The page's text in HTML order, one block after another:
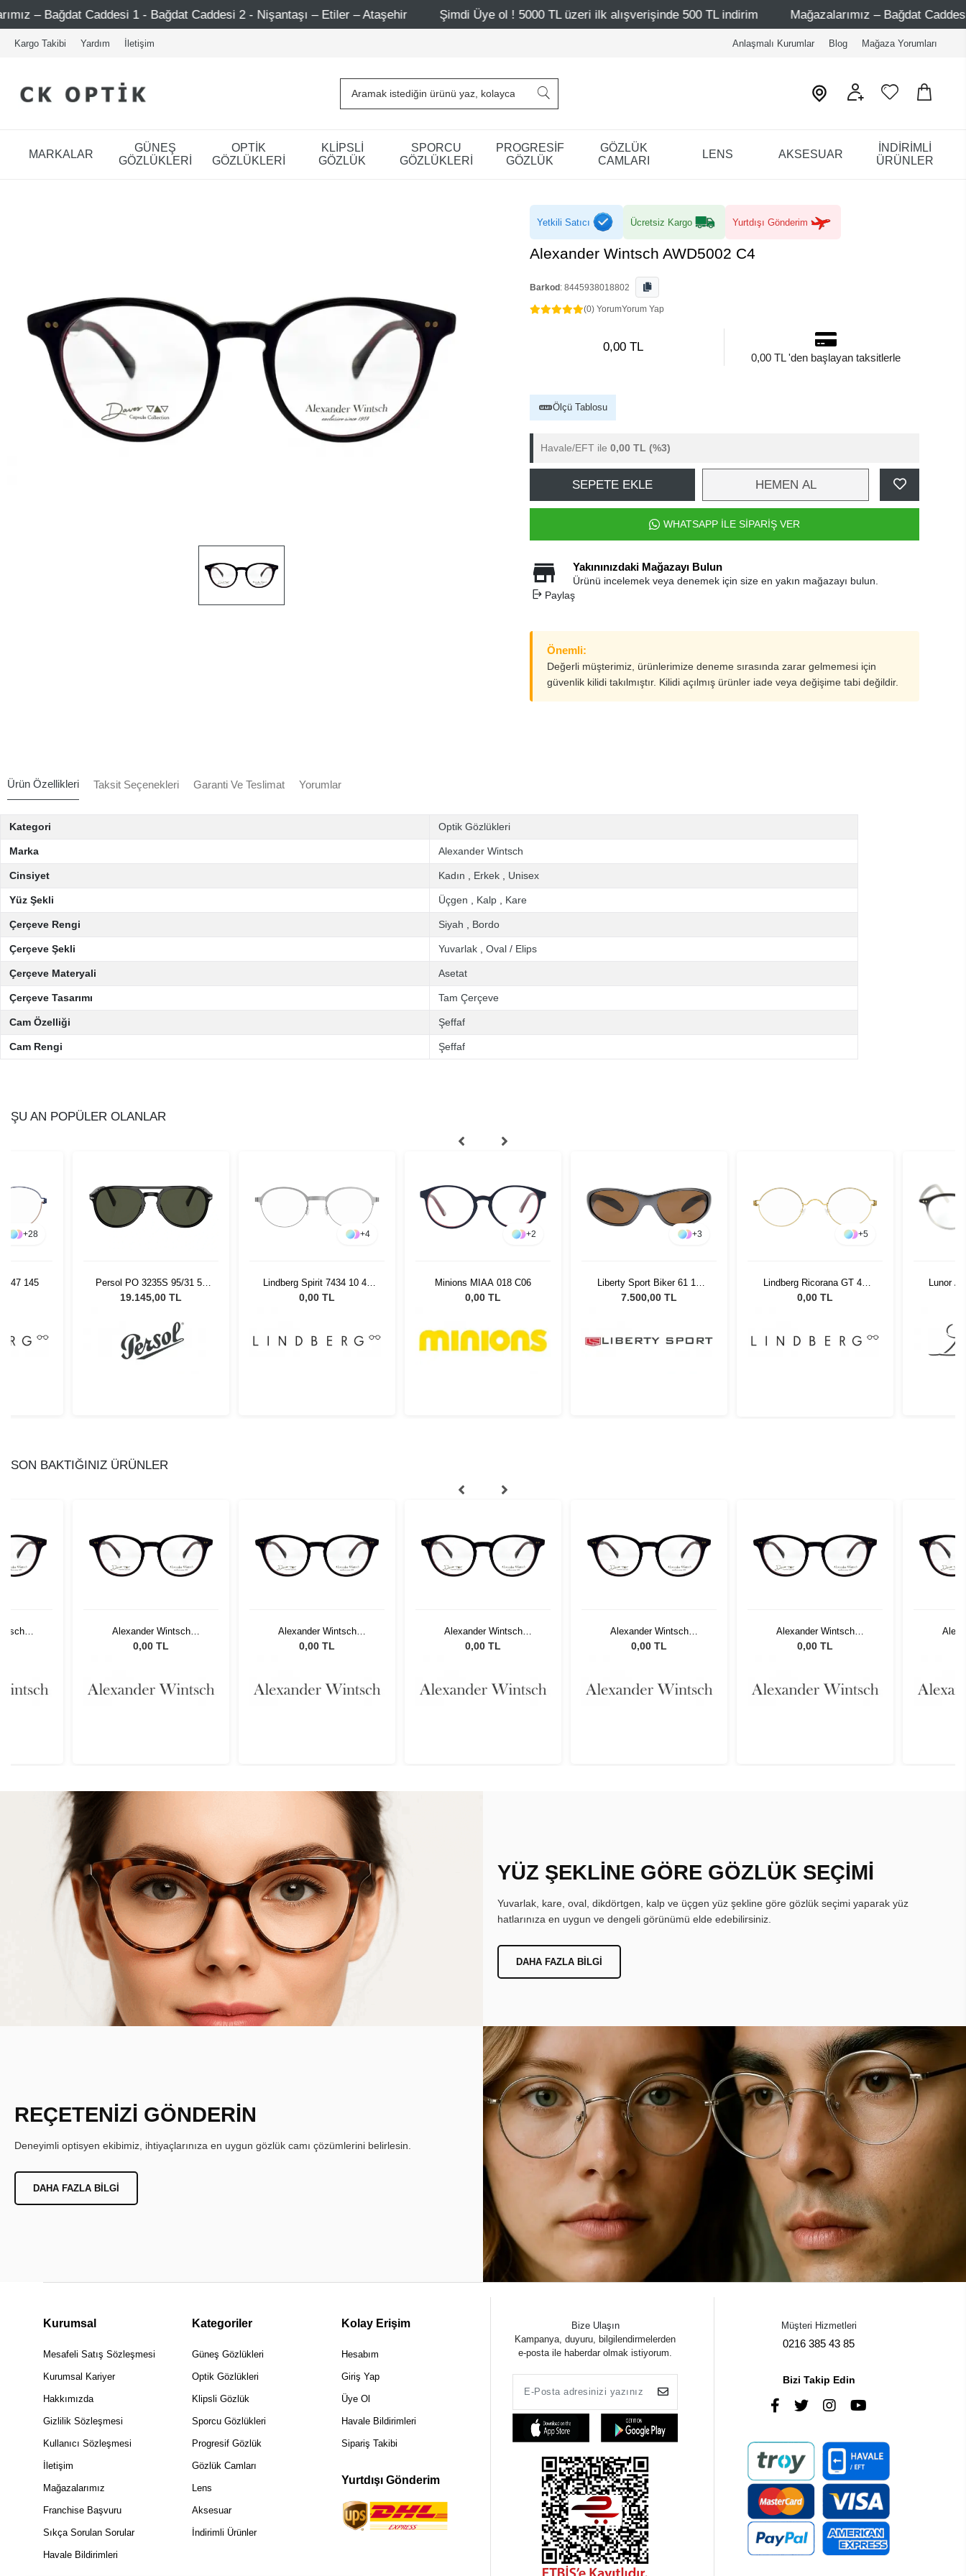
Caddesi 1 - Bağdat Caddesi 2 - Nişantaşı – Etiler – Ataşehir Şimdi Üye ol ! 5000 TL üzeri ilk alışverişinde 500 TL indirim Mağazalarımız – Bağdat Caddesi 1 - Bağdat
Kargo Takibi Yardım İletişim Anlaşmalı Kurumlar Blog Mağaza Yorumları
MARKALAR
GÜNEŞ
GÖZLÜKLERİ
OPTİK
GÖZLÜKLERİ
KLİPSLİ
GÖZLÜK
SPORCU
GÖZLÜKLERİ
PROGRESİF
GÖZLÜK
GÖZLÜK
CAMLARI
LENS AKSESUAR
İNDİRİMLİ
ÜRÜNLER
Yetkili Satıcı Ücretsiz Kargo Yurtdışı Gönderim
Alexander Wintsch AWD5002 C4
Barkod : 8445938018802
(0) YorumYorum Yap
0,00 TL
0,00 TL 'den başlayan taksitlerle
Ölçü Tablosu
Havale/EFT ile 0,00 TL (%3)
SEPETE EKLE HEMEN AL
WHATSAPP İLE SİPARİŞ VER
Yakınınızdaki Mağazayı Bulun
Ürünü incelemek veya denemek için size en yakın mağazayı bulun.
Paylaş
Önemli:
Değerli müşterimiz, ürünlerimize deneme sırasında zarar gelmemesi için
güvenlik kilidi takılmıştır. Kilidi açılmış ürünler iade veya değişime tabi değildir.
Ürün Özellikleri Taksit Seçenekleri Garanti Ve Teslimat Yorumlar
Kategori Optik Gözlükleri
Marka Alexander Wintsch
Cinsiyet Kadın Erkek Unisex
Yüz Şekli Üçgen Kalp Kare
Çerçeve Rengi Siyah Bordo
Çerçeve Şekli Yuvarlak Oval / Elips
Çerçeve Materyali Asetat
Çerçeve Tasarımı Tam Çerçeve
Cam Özelliği Şeffaf
Cam Rengi Şeffaf
ŞU AN POPÜLER OLANLAR
+28
47 145
Persol PO 3235S 95/31 55
Unisex Güneş Gözlüğü
19.145,00 TL
+4
Lindberg Spirit 7434 10 47
135
0,00 TL
+2
Minions MIAA 018 C06
0,00 TL
+3
Liberty Sport Biker 61 17
130 CS #5
7.500,00 TL
+5
Lindberg Ricorana GT 42
145
0,00 TL
Lunor
SON BAKTIĞINIZ ÜRÜNLER
Alexander Wintsch
AWD5002 C4
0,00 TL
Alexander Wintsch
AWD5002 C4
0,00 TL
Alexander Wintsch
AWD5002 C4
0,00 TL
Alexander Wintsch
AWD5002 C4
0,00 TL
Alexander Wintsch
AWD5002 C4
0,00 TL
YÜZ ŞEKLİNE GÖRE GÖZLÜK SEÇİMİ
Yuvarlak, kare, oval, dikdörtgen, kalp ve üçgen yüz şekline göre gözlük seçimi yaparak yüz
hatlarınıza en uygun ve dengeli görünümü elde edebilirsiniz.
DAHA FAZLA BILGI
REÇETENİZİ GÖNDERİN
Deneyimli optisyen ekibimiz, ihtiyaçlarınıza en uygun gözlük camı çözümlerini belirlesin.
DAHA FAZLA BILGI
Kurumsal
Mesafeli Satış Sözleşmesi
Kurumsal Kariyer
Hakkımızda
Gizlilik Sözleşmesi
Kullanıcı Sözleşmesi
İletişim
Mağazalarımız
Franchise Başvuru
Sıkça Sorulan Sorular
Havale Bildirimleri
Kategoriler
Güneş Gözlükleri
Optik Gözlükleri
Klipsli Gözlük
Sporcu Gözlükleri
Progresif Gözlük
Gözlük Camları
Lens
Aksesuar
İndirimli Ürünler
Kolay Erişim
Hesabım
Giriş Yap
Üye Ol
Havale Bildirimleri
Sipariş Takibi
Yurtdışı Gönderim
Bize Ulaşın
Kampanya, duyuru, bilgilendirmelerden
e-posta ile haberdar olmak istiyorum.
Müşteri Hizmetleri
0216 385 43 85
Bizi Takip Edin